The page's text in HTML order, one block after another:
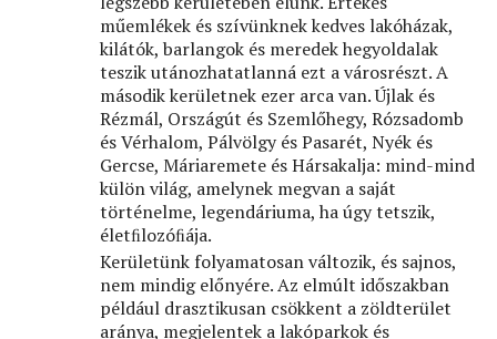
műemlékek és szívünknek kedves lakóházak,
kilátók, barlangok és meredek hegyoldalak
teszik utánozhatatlanná ezt a városrészt. A
második kerületnek ezer arca van. Újlak és
Rézmál, Országút és Szemlőhegy, Rózsadomb
és Vérhalom, Pálvölgy és Pasarét, Nyék és
Gercse, Máriaremete és Hársakalja: mind-mind
külön világ, amelynek megvan a saját
történelme, legendáriuma, ha úgy tetszik,
életﬁlozóﬁája.
Kerületünk folyamatosan változik, és sajnos,
nem mindig előnyére. Az elmúlt időszakban
például drasztikusan csökkent a zöldterület
aránya, megjelentek a lakóparkok és